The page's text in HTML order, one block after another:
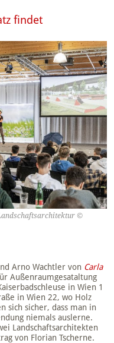
findet
©
Arno Wachtler von Carla
Außenraumgesataltung
in Wien 1
in Wien 22, wo Holz
sich sicher, dass man in
niemals auslerne.
Landschaftsarchitekten
von Florian Tscherne.